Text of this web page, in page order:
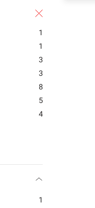
1
1
3
3
8
5
4
1
2
1